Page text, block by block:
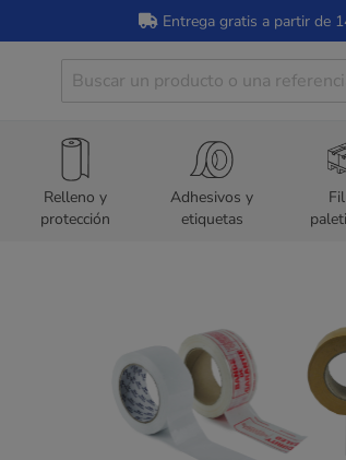
Entrega gratis a partir de
Relleno y
protección
Adhesivos y
etiquetas